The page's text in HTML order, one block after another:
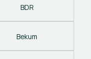
BDR
Bekum